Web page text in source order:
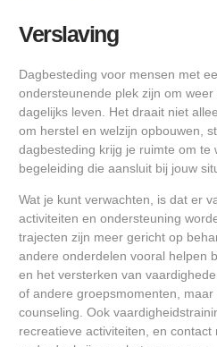
Verslaving
Dagbesteding voor mensen met
ondersteunende plek zijn om
dagelijks leven. Het draait niet
om herstel en welzijn opbouwen,
dagbesteding krijg je ruimte om te
begeleiding die aansluit bij jouw
Wat je kunt verwachten, is dat er
activiteiten en ondersteuning
trajecten zijn meer gericht op
andere onderdelen vooral helpen
en het versterken van
of andere groepsmomenten, maar
counseling. Ook
recreatieve activiteiten, en contact